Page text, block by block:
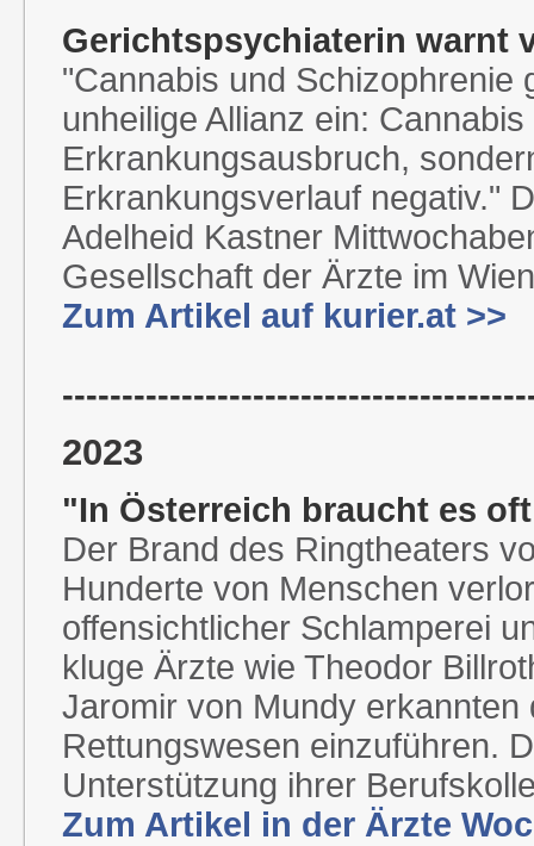
Gerichtspsychiaterin warnt
"Cannabis und Schizophrenie
unheilige Allianz ein:
Erkrankungsausbruch,
Erkrankungsverlauf negativ."
Adelheid Kastner
Gesellschaft der Ärzte im
Zum Artikel auf kurier.at >>
2023
"In Österreich braucht es
Der Brand des Ringtheaters
Hunderte von Menschen
offensichtlicher Schlamperei
kluge Ärzte wie Theodor
Jaromir von Mundy
Rettungswesen einzuführen.
Unterstützung ihrer
Zum Artikel in der Ärzte